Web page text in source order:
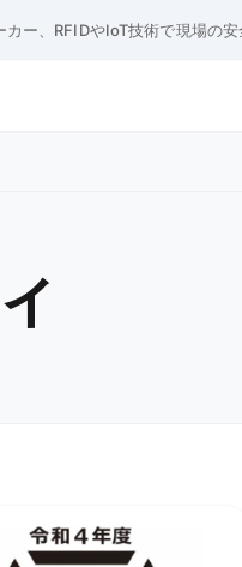
カー、RFIDやIoT技術で現場の